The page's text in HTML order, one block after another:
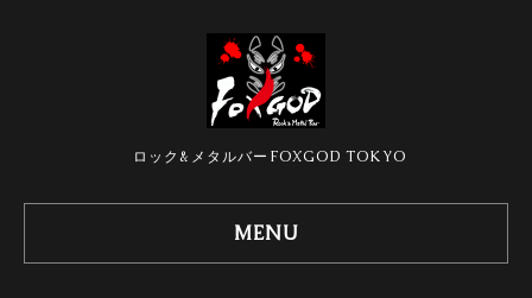
ロック&メタルバーFOXGOD TOKYO
MENU